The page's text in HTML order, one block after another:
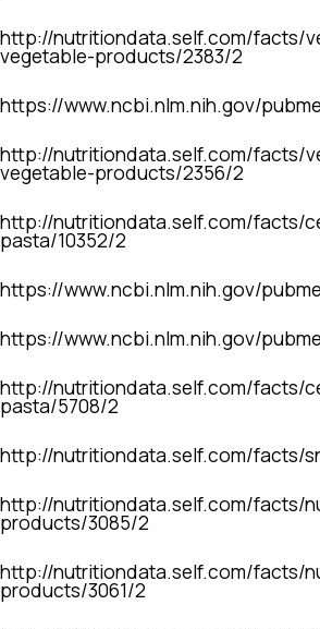
http://nutritiondata.self.com/facts/
vegetable-products/2383/2
https://www.ncbi.nlm.nih.gov/
http://nutritiondata.self.com/facts/
vegetable-products/2356/2
http://nutritiondata.self.com/facts/
pasta/10352/2
https://www.ncbi.nlm.nih.gov/
https://www.ncbi.nlm.nih.gov/
http://nutritiondata.self.com/facts/
pasta/5708/2
http://nutritiondata.self.com/facts/
http://nutritiondata.self.com/facts/
products/3085/2
http://nutritiondata.self.com/facts/
products/3061/2